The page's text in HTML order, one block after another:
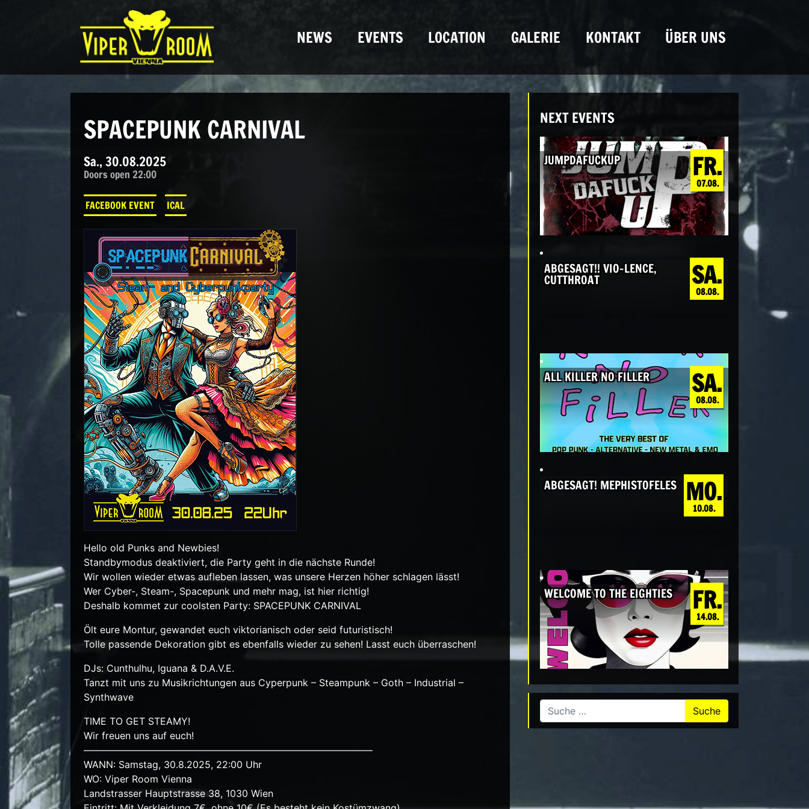
Hauptnavigation NEWS EVENTS LOCATION GALERIE KONTAKT ÜBER UNS
SPACEPUNK CARNIVAL
Sa., 30.08.2025
Doors open 22:00
FACEBOOK EVENT ICAL
Hello old Punks and Newbies!
Standbymodus deaktiviert, die Party geht in die nächste Runde!
Wir wollen wieder etwas aufleben lassen, was unsere Herzen höher schlagen lässt!
Wer Cyber-, Steam-, Spacepunk und mehr mag, ist hier richtig!
Deshalb kommet zur coolsten Party: SPACEPUNK CARNIVAL
Ölt eure Montur, gewandet euch viktorianisch oder seid futuristisch!
Tolle passende Dekoration gibt es ebenfalls wieder zu sehen! Lasst euch überraschen!
DJs: Cunthulhu, Iguana & D.A.V.E.
Tanzt mit uns zu Musikrichtungen aus Cyperpunk – Steampunk – Goth – Industrial –
Synthwave
TIME TO GET STEAMY!
Wir freuen uns auf euch!
——————————————————————————————
WANN: Samstag, 30.8.2025, 22:00 Uhr
WO: Viper Room Vienna
Landstrasser Hauptstrasse 38, 1030 Wien
NEXT EVENTS
FR.
07.08.
JUMPDAFUCKUP
SA.
08.08.
ABGESAGT!! VIO-LENCE,
CUTTHROAT
SA.
08.08.
ALL KILLER NO FILLER
MO.
10.08.
ABGESAGT! MEPHISTOFELES
FR.
14.08.
WELCOME TO THE EIGHTIES
Suche nach: